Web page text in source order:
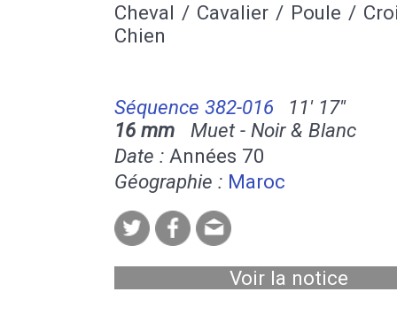
Cheval / Cavalier / Poule /
Chien
Séquence 382-016
11' 17''
16 mm Muet - Noir & Blanc
Date : Années 70
Géographie : Maroc
Voir la notice